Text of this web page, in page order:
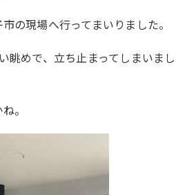
の現場へ行ってまいりました。
眺めで、立ち止まってしまいまし
。